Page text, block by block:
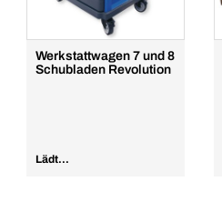
Werkstattwagen 7 und 8
Schubladen Revolution
Lädt...